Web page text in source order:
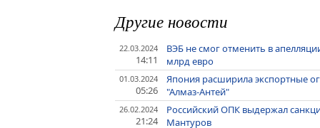
Другие новости
22.03.2024
14:11
ВЭБ не смог отменить в
млрд евро
01.03.2024
05:26
Япония расширила экспортные
"Алмаз-Антей"
26.02.2024
21:24
Российский ОПК выдержал
Мантуров